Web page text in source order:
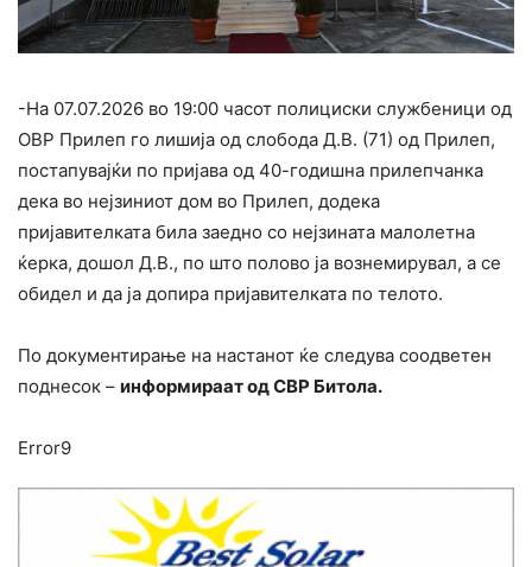
-На 07.07.2026 во 19:00 часот полициски службеници од
ОВР Прилеп го лишија од слобода Д.В. (71) од Прилеп,
постапувајќи по пријава од 40-годишна прилепчанка
дека во нејзиниот дом во Прилеп, додека
пријавителката била заедно со нејзината малолетна
ќерка, дошол Д.В., по што полово ја вознемирувал, а се
обидел и да ја допира пријавителката по телото.
По документирање на настанот ќе следува соодветен
поднесок – информираат од СВР Битола.
Error9